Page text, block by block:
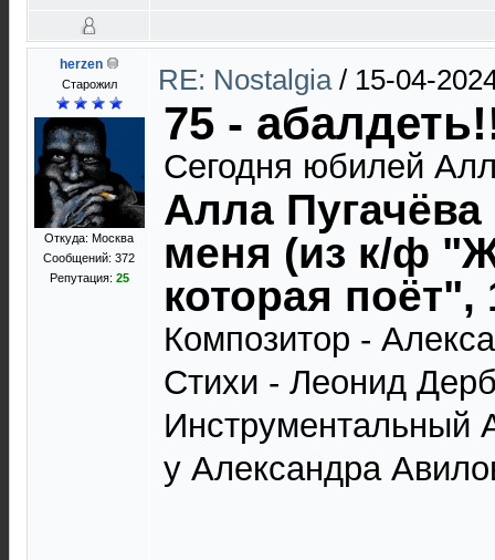
herzen
Старожил
Откуда: Москва
Сообщений: 372
Репутация: 25
RE: Nostalgia / 15-04-
75 -
Сегодня юбилей
Алла
меня (из к/ф
которая поёт",
Композитор -
Стихи - Леонид
Инструментальный
у Александра